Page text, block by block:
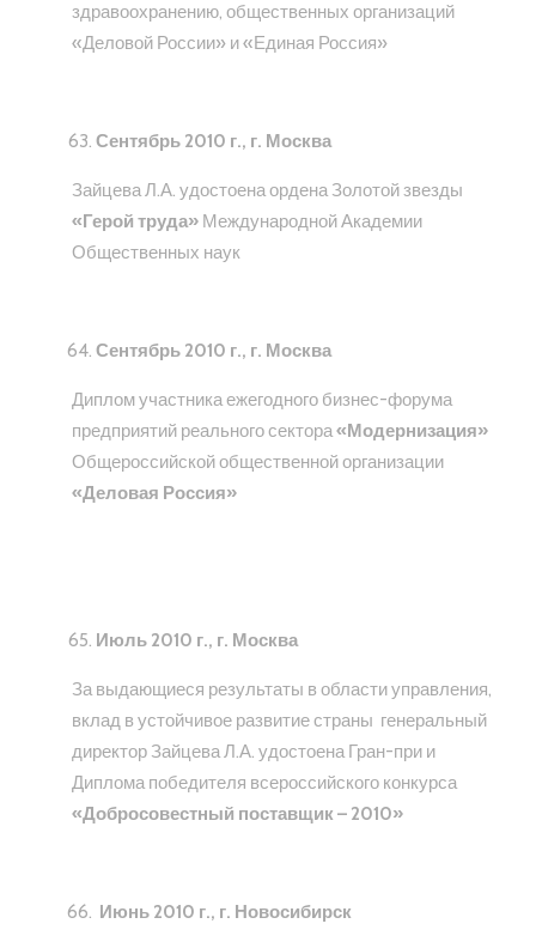
здравоохранению, общественных организаций
«Деловой России» и «Единая Россия»
Сентябрь 2010 г., г. Москва
Зайцева Л.А. удостоена ордена Золотой звезды
«Герой труда» Международной Академии
Общественных наук
Сентябрь 2010 г., г. Москва
Диплом участника ежегодного бизнес-форума
предприятий реального сектора«Модернизация»
Общероссийской общественной организации
«Деловая Россия»
Июль 2010 г., г. Москва
За выдающиеся результаты в области управления,
вклад в устойчивое развитие страны генеральный
директор Зайцева Л.А. удостоена Гран-при и
Диплома победителя всероссийского конкурса
«Добросовестный поставщик – 2010»
Июнь 2010 г., г. Новосибирск